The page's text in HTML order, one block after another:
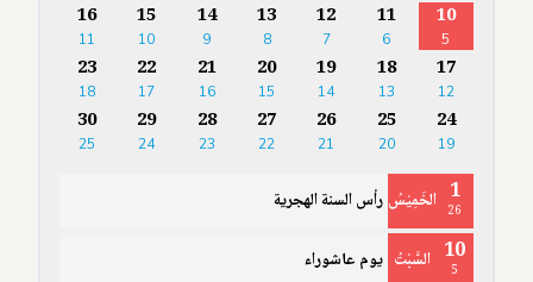
10
5
11
6
12
7
13
8
14
9
15
10
16
11
17
12
18
13
19
14
20
15
21
16
22
17
23
18
24
19
25
20
26
21
27
22
28
23
29
24
30
25
1
26 الخَمِيْسُ رأس السنة الهجرية
10
5 السَّبْتُ يوم عاشوراء